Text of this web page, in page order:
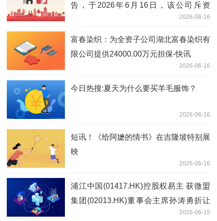
告，于2026年6月16日，该公司斥资
2026-06-16
富春染织：为全资子公司湖北富春染织有
限公司提供24000.00万元担保-快讯
2026-06-16
今日热搜:夏天为什么要买羊毛服饰？
2026-06-16
短讯！《给阿嬷的情书》在吉隆坡特别展
映
2026-06-16
浦江中国(01417.HK)控股权易主 获微盟
集团(02013.HK)董事会主席孙涛勇折让
2026-06-15